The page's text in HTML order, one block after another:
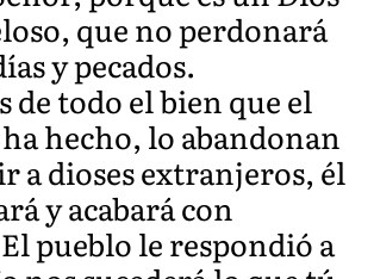
que no perdonará
y pecados.
de todo el bien que el
hecho, lo abandonan
a dioses extranjeros, él
y acabará con
pueblo le respondió a